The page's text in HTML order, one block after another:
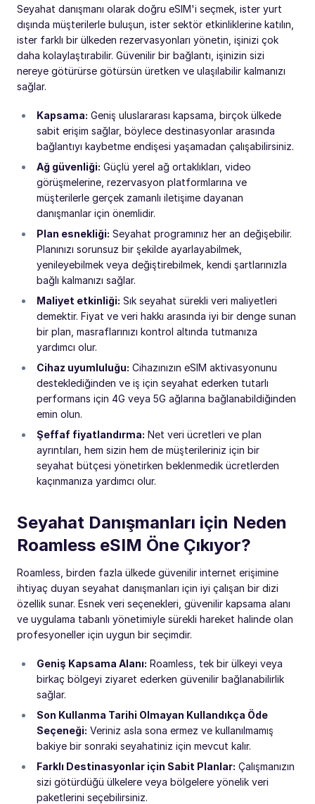
Seyahat danışmanı olarak doğru eSIM'i seçmek, ister yurt
dışında müşterilerle buluşun, ister sektör etkinliklerine katılın,
ister farklı bir ülkeden rezervasyonları yönetin, işinizi çok
daha kolaylaştırabilir. Güvenilir bir bağlantı, işinizin sizi
nereye götürürse götürsün üretken ve ulaşılabilir kalmanızı
sağlar.
Kapsama: Geniş uluslararası kapsama, birçok ülkede
sabit erişim sağlar, böylece destinasyonlar arasında
bağlantıyı kaybetme endişesi yaşamadan çalışabilirsiniz.
Ağ güvenliği: Güçlü yerel ağ ortaklıkları, video
görüşmelerine, rezervasyon platformlarına ve
müşterilerle gerçek zamanlı iletişime dayanan
danışmanlar için önemlidir.
Plan esnekliği: Seyahat programınız her an değişebilir.
Planınızı sorunsuz bir şekilde ayarlayabilmek,
yenileyebilmek veya değiştirebilmek, kendi şartlarınızla
bağlı kalmanızı sağlar.
Maliyet etkinliği: Sık seyahat sürekli veri maliyetleri
demektir. Fiyat ve veri hakkı arasında iyi bir denge sunan
bir plan, masraflarınızı kontrol altında tutmanıza
yardımcı olur.
Cihaz uyumluluğu: Cihazınızın eSIM aktivasyonunu
desteklediğinden ve iş için seyahat ederken tutarlı
performans için 4G veya 5G ağlarına bağlanabildiğinden
emin olun.
Şeffaf fiyatlandırma: Net veri ücretleri ve plan
ayrıntıları, hem sizin hem de müşterileriniz için bir
seyahat bütçesi yönetirken beklenmedik ücretlerden
kaçınmanıza yardımcı olur.
Seyahat Danışmanları için Neden
Roamless eSIM Öne Çıkıyor?
Roamless, birden fazla ülkede güvenilir internet erişimine
ihtiyaç duyan seyahat danışmanları için iyi çalışan bir dizi
özellik sunar. Esnek veri seçenekleri, güvenilir kapsama alanı
ve uygulama tabanlı yönetimiyle sürekli hareket halinde olan
profesyoneller için uygun bir seçimdir.
Geniş Kapsama Alanı: Roamless, tek bir ülkeyi veya
birkaç bölgeyi ziyaret ederken güvenilir bağlanabilirlik
sağlar.
Son Kullanma Tarihi Olmayan Kullandıkça Öde
Seçeneği: Veriniz asla sona ermez ve kullanılmamış
bakiye bir sonraki seyahatiniz için mevcut kalır.
Farklı Destinasyonlar için Sabit Planlar: Çalışmanızın
sizi götürdüğü ülkelere veya bölgelere yönelik veri
paketlerini seçebilirsiniz.